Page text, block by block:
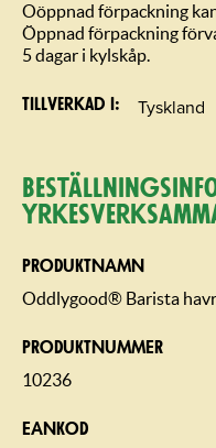
Oöppnad förpackning
Öppnad förpackning
5 dagar i kylskåp.
Tillverkad i Tyskland
PRODUKTNAMN
Oddlygood® Barista
PRODUKTNUMMER
10236
EANKOD